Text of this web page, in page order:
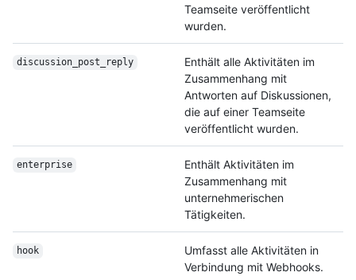
Teamseite veröffentlicht
wurden.
discussion_post_ reply
Enthält alle Aktivitäten im
Zusammenhang mit
Antworten auf Diskussionen,
die auf einer Teamseite
veröffentlicht wurden.
enterprise
Enthält Aktivitäten im
Zusammenhang mit
unternehmerischen
Tätigkeiten.
hook
Umfasst alle Aktivitäten in
Verbindung mit Webhooks.